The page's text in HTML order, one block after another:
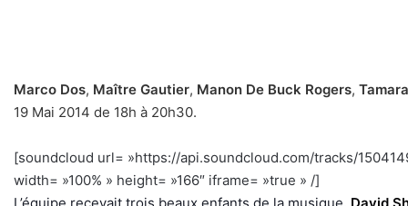
Marco Dos, Maître Gautier, Manon De Buck Rogers,
19 Mai 2014 de 18h à 20h30.
[soundcloud url= »https://api.soundcloud.com/tracks/
width= »100% » height= »166″ iframe= »true » /]
L’équipe recevait trois beaux enfants de la musique. David